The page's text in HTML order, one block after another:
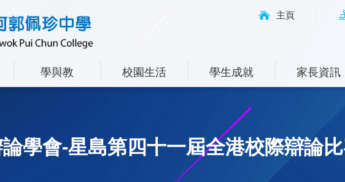
主頁
學與教 校園生活 學生成就 家長資訊
學會-星島第四十一屆全港校際辯論